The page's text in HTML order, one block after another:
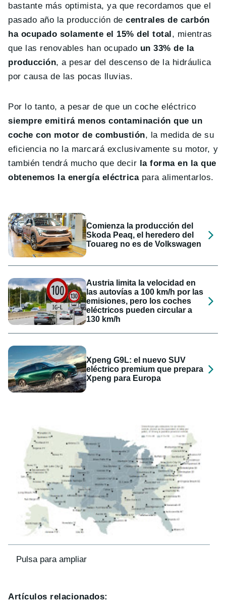
bastante más optimista, ya que recordamos que el
pasado año la producción de centrales de carbón
ha ocupado solamente el 15% del total , mientras
que las renovables han ocupado un 33% de la
producción, a pesar del descenso de la hidráulica
por causa de las pocas lluvias.
Por lo tanto, a pesar de que un coche eléctrico
siempre emitirá menos contaminación que un
coche con motor de combustión, la medida de su
eficiencia no la marcará exclusivamente su motor, y
también tendrá mucho que decir la forma en la que
obtenemos la energía eléctrica para alimentarlos.
Comienza la producción del
Skoda Peaq, el heredero del
Touareg no es de Volkswagen
Austria limita la velocidad en
las autovías a 100 km/h por las
emisiones, pero los coches
eléctricos pueden circular a
130 km/h
Xpeng G9L: el nuevo SUV
eléctrico premium que prepara
Xpeng para Europa
Pulsa para ampliar
Artículos relacionados: